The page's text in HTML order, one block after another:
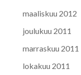
maaliskuu 2012
joulukuu 2011
marraskuu 2011
lokakuu 2011